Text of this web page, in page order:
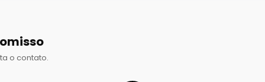
o contato.